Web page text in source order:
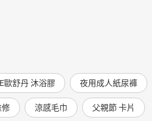
歐舒丹 沐浴膠 夜用成人紙尿褲
修 涼感毛巾 父親節 卡片